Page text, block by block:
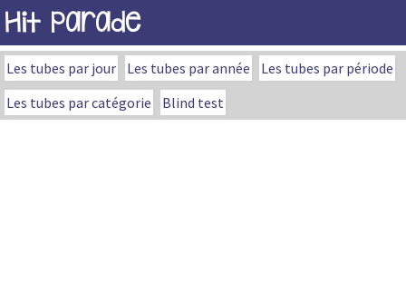
Hit Parade
Les tubes par jour Les tubes par année
Les tubes par période
Les tubes par catégorie
Blind test